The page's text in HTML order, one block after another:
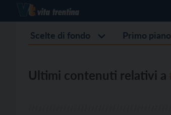
Scelte di fondo Primo piano
Ultimi contenuti relativi a